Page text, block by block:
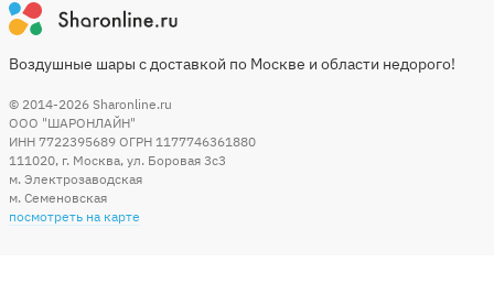
Воздушные шары с доставкой по Москве и области недорого!
© 2014-2026 Sharonline.ru
ООО "ШАРОНЛАЙН"
ИНН 7722395689 ОГРН 1177746361880
111020, г. Москва, ул. Боровая 3c3
м. Электрозаводская
м. Семеновская
посмотреть на карте